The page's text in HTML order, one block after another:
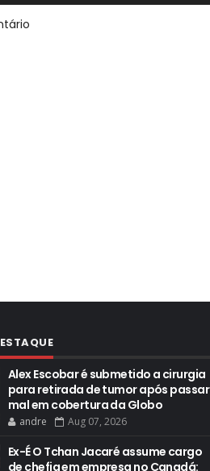
Alex Escobar é submetido a cirurgia
para retirada de tumor após passar
mal em cobertura da Globo
andre Aug 07, 2026
Ex-É O Tchan Jacaré assume cargo
de chefia em empresa no Canadá: